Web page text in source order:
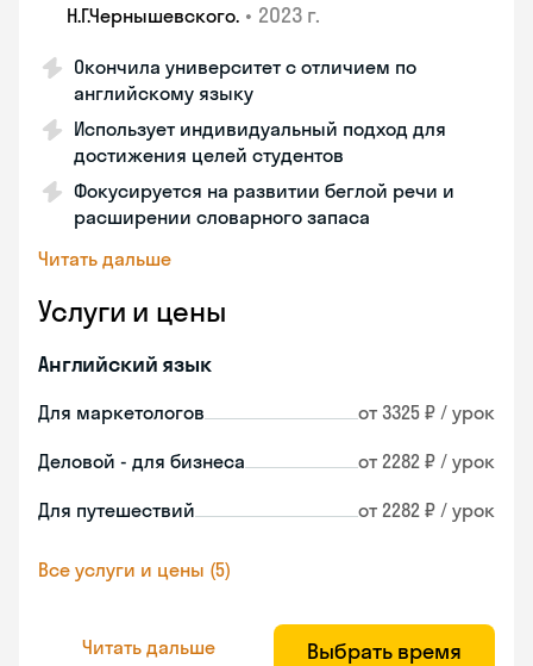
Н.Г.Чернышевскогo. • 2023 г.
Окончила университет с отличием по
английскому языку
Использует индивидуальный подход для
достижения целей студентов
Фокусируется на развитии беглой речи и
расширении словарного запаса
Читать дальше
Услуги и цены
Английский язык
Для маркетологов от 3325 ₽ / урок
Деловой - для бизнеса от 2282 ₽ / урок
Для путешествий от 2282 ₽ / урок
Все услуги и цены (5)
Читать дальше Выбрать время